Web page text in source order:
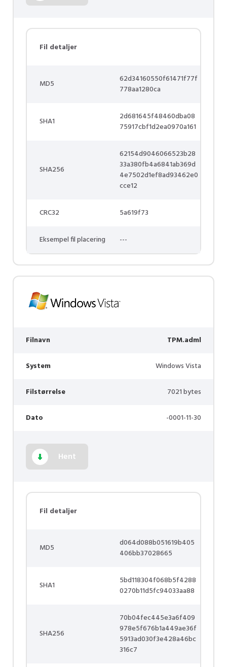
Fil detaljer
MD5
62d34160550f61471f77f
778aa1280ca
SHA1
2d681645f48460dba08
75917cbf1d2ea0970a161
SHA256
62154d9046066523b28
33a380fb4a6841ab369d
4e7502d1ef8ad93462e0
cce12
CRC32 5a619f73
Eksempel fil placering ---
Filnavn TPM.adml
System Windows Vista
Filstørrelse 7021 bytes
Dato -0001-11-30
Hent
Fil detaljer
MD5
d064d088b051619b405
406bb37028665
SHA1
5bd118304f068b5f4288
0270b11d5fc94033aa88
SHA256
70b04fec445e3a6f409
978e5f676b1a449ae36f
5913ad030f3e428a46bc
316c7